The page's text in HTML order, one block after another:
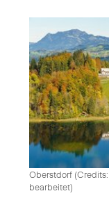
Oberstdorf (
bearbeitet)